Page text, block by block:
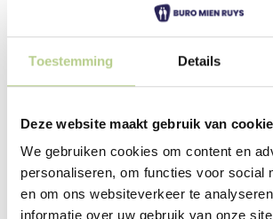
Toestemming Details
Deze website maakt gebruik van
We gebruiken cookies om content en
personaliseren, om functies voor social
en om ons websiteverkeer te
informatie over uw gebruik van onze
hofjes zijn wel openbaar toegankelijk,
met de versmalde entrees lijkt het of
besloten privétuin binnenstapt.
De tuin wordt ontsloten door een
manier door de ruimte leidt. Deze
een afwisselende route en versterkt
het groen. Het hoofdpad heeft een